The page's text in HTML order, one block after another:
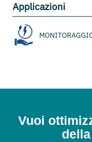
Applicazioni
Vuoi